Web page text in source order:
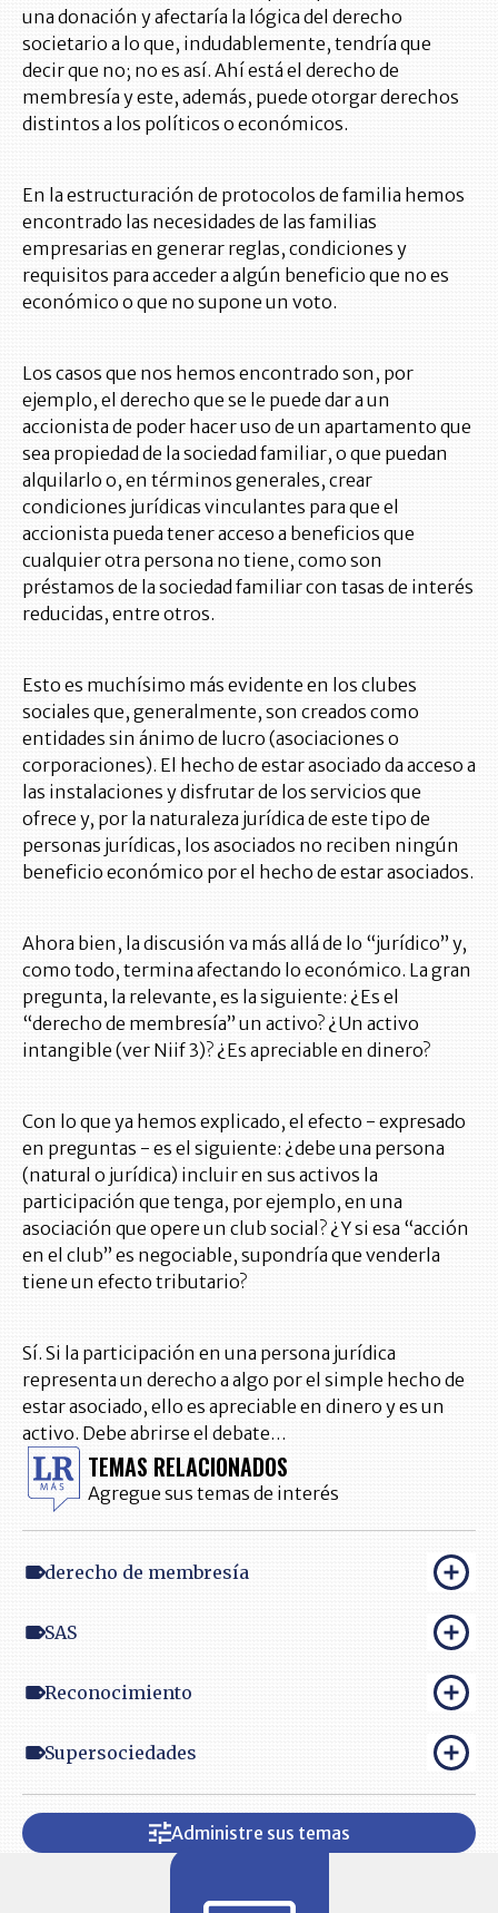
una donación y afectaría la lógica del derecho
societario a lo que, indudablemente, tendría que
decir que no; no es así. Ahí está el derecho de
membresía y este, además, puede otorgar derechos
distintos a los políticos o económicos.
En la estructuración de protocolos de familia hemos
encontrado las necesidades de las familias
empresarias en generar reglas, condiciones y
requisitos para acceder a algún beneficio que no es
económico o que no supone un voto.
Los casos que nos hemos encontrado son, por
ejemplo, el derecho que se le puede dar a un
accionista de poder hacer uso de un apartamento que
sea propiedad de la sociedad familiar, o que puedan
alquilarlo o, en términos generales, crear
condiciones jurídicas vinculantes para que el
accionista pueda tener acceso a beneficios que
cualquier otra persona no tiene, como son
préstamos de la sociedad familiar con tasas de interés
reducidas, entre otros.
Esto es muchísimo más evidente en los clubes
sociales que, generalmente, son creados como
entidades sin ánimo de lucro (asociaciones o
corporaciones). El hecho de estar asociado da acceso a
las instalaciones y disfrutar de los servicios que
ofrece y, por la naturaleza jurídica de este tipo de
personas jurídicas, los asociados no reciben ningún
beneficio económico por el hecho de estar asociados.
Ahora bien, la discusión va más allá de lo “jurídico” y,
como todo, termina afectando lo económico. La gran
pregunta, la relevante, es la siguiente: ¿Es el
“derecho de membresía” un activo? ¿Un activo
intangible (ver Niif 3)? ¿Es apreciable en dinero?
Con lo que ya hemos explicado, el efecto - expresado
en preguntas - es el siguiente: ¿debe una persona
(natural o jurídica) incluir en sus activos la
participación que tenga, por ejemplo, en una
asociación que opere un club social? ¿Y si esa “acción
en el club” es negociable, supondría que venderla
tiene un efecto tributario?
Sí. Si la participación en una persona jurídica
representa un derecho a algo por el simple hecho de
estar asociado, ello es apreciable en dinero y es un
activo. Debe abrirse el debate…
TEMAS RELACIONADOS
Agregue sus temas de interés
derecho de membresía
SAS
Reconocimiento
Supersociedades
Administre sus temas